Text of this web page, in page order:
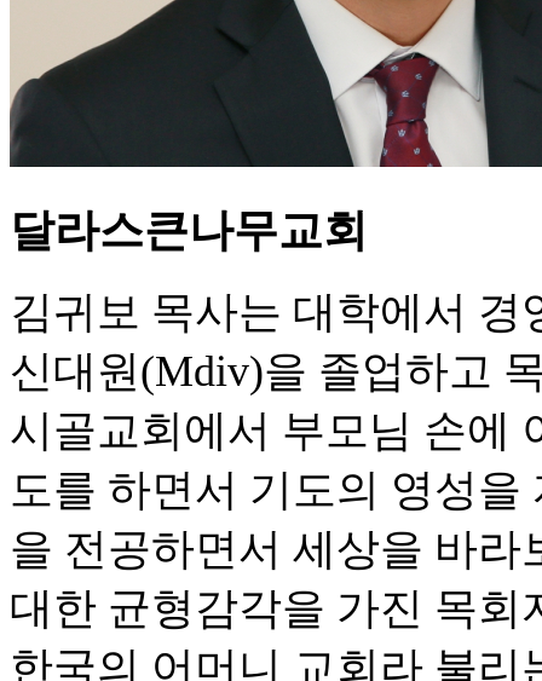
달라스큰나무교회
김귀보 목사는 대학에서
신대원(Mdiv)을 졸업하고
시골교회에서 부모님 손에
도를 하면서 기도의 영성
을 전공하면서 세상을 바
대한 균형감각을 가진 목회
한국의 어머니 교회라 불